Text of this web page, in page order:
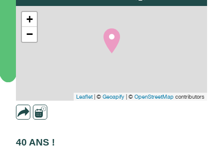
+
−
Leaflet| © Geoapify | © OpenStreetMap contributors
40 ANS !